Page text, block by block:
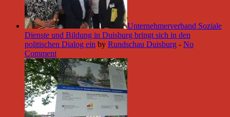
Unternehmerverband Soziale
Dienste und Bildung in Duisburg bringt sich in den
politischen Dialog ein by Rundschau Duisburg - No
Comment